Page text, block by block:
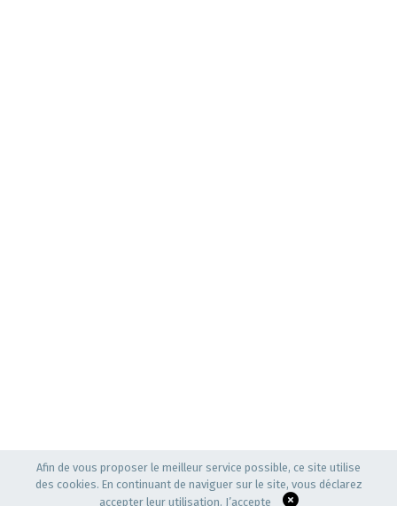
Afin de vous proposer le meilleur service possible, ce site utilise
des cookies. En continuant de naviguer sur le site, vous déclarez
accepter leur utilisation. J’accepte